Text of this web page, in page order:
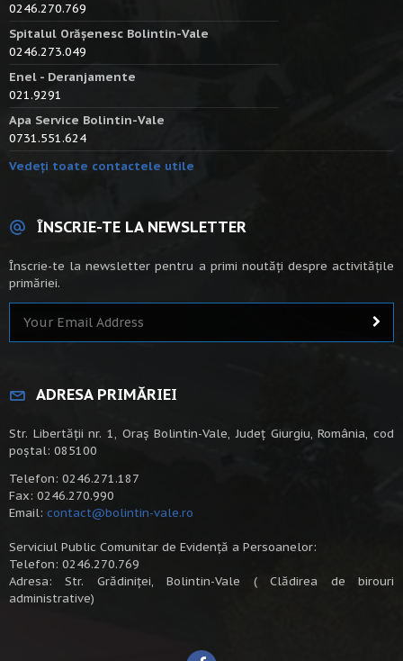
0246.270.769
Spitalul Orășenesc Bolintin-Vale
0246.273.049
Enel - Deranjamente
021.9291
Apa Service Bolintin-Vale
0731.551.624
Vedeți toate contactele utile
ÎNSCRIE-TE LA NEWSLETTER
Înscrie-te la newsletter pentru a primi noutăți despre activitățile
primăriei.
ADRESA PRIMĂRIEI
Str. Libertății nr. 1, Oraș Bolintin-Vale, Județ Giurgiu, România, cod
poștal: 085100
Telefon: 0246.271.187
Fax: 0246.270.990
Email: contact@bolintin-vale.ro
Serviciul Public Comunitar de Evidență a Persoanelor:
Telefon: 0246.270.769
Adresa: Str. Grădiniței, Bolintin-Vale ( Clădirea de birouri
administrative)